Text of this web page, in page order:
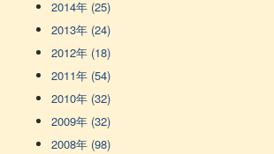
2014年 (25)
2013年 (24)
2012年 (18)
2011年 (54)
2010年 (32)
2009年 (32)
2008年 (98)